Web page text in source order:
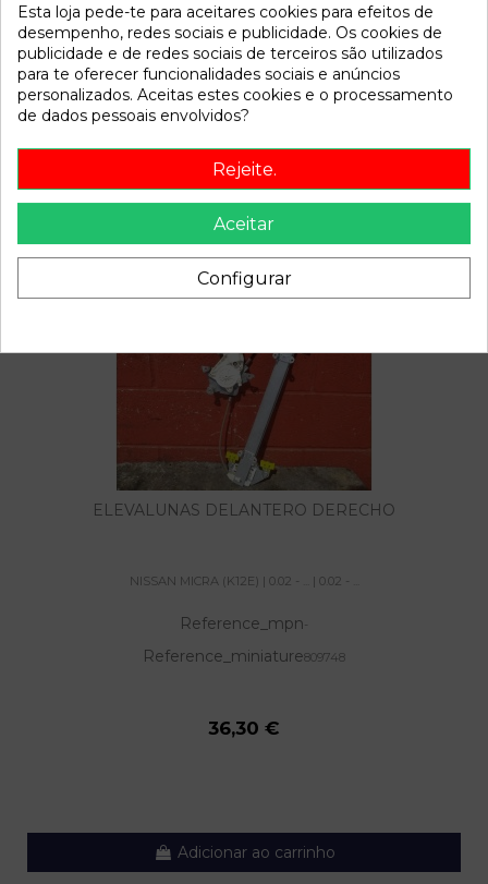
Disponível a partir de: 2022-04-06
Descrição
... | 0.02 - ... referencia OEM IAM
Também poderá gostar
ELEVALUNAS DELANTERO DERECHO
NISSAN MICRA (K12E) | 0.02 - ... | 0.02 - ...
Reference_mpn-
Reference_miniature809748
36,30 €
Adicionar ao carrinho
Esta loja pede-te para aceitares cookies para efeitos de
desempenho, redes sociais e publicidade. Os cookies de
publicidade e de redes sociais de terceiros são utilizados
para te oferecer funcionalidades sociais e anúncios
personalizados. Aceitas estes cookies e o processamento
de dados pessoais envolvidos?
Rejeite.
Aceitar
Configurar